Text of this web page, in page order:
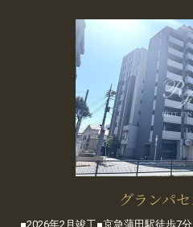
グランパ
■2026年2月竣工■京急蒲田駅徒歩7